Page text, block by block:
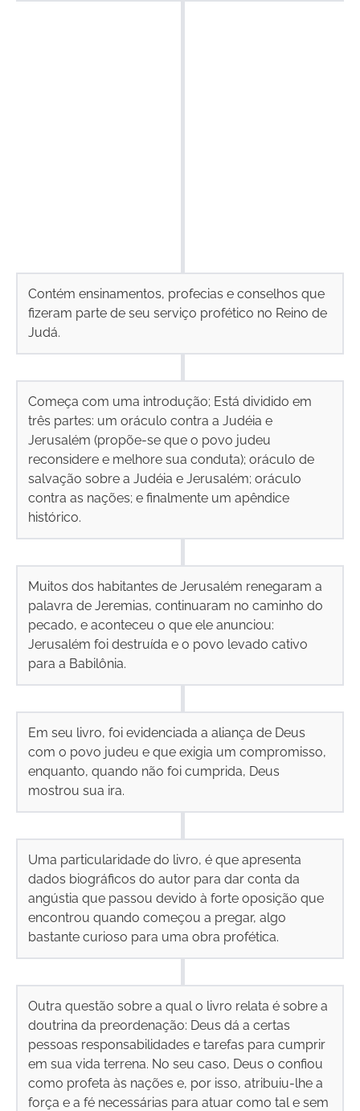
Contém ensinamentos, profecias e conselhos que
fizeram parte de seu serviço profético no Reino de
Judá.
Começa com uma introdução; Está dividido em
três partes: um oráculo contra a Judéia e
Jerusalém (propõe-se que o povo judeu
reconsidere e melhore sua conduta); oráculo de
salvação sobre a Judéia e Jerusalém; oráculo
contra as nações; e finalmente um apêndice
histórico.
Muitos dos habitantes de Jerusalém renegaram a
palavra de Jeremias, continuaram no caminho do
pecado, e aconteceu o que ele anunciou:
Jerusalém foi destruída e o povo levado cativo
para a Babilônia.
Em seu livro, foi evidenciada a aliança de Deus
com o povo judeu e que exigia um compromisso,
enquanto, quando não foi cumprida, Deus
mostrou sua ira.
Uma particularidade do livro, é que apresenta
dados biográficos do autor para dar conta da
angústia que passou devido à forte oposição que
encontrou quando começou a pregar, algo
bastante curioso para uma obra profética.
Outra questão sobre a qual o livro relata é sobre a
doutrina da preordenação: Deus dá a certas
pessoas responsabilidades e tarefas para cumprir
em sua vida terrena. No seu caso, Deus o confiou
como profeta às nações e, por isso, atribuiu-lhe a
força e a fé necessárias para atuar como tal e sem